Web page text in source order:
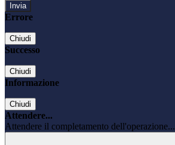
Errore
Chiudi
Successo
Chiudi
Informazione
Chiudi
Attendere...
Attendere il completamento dell'operazione...